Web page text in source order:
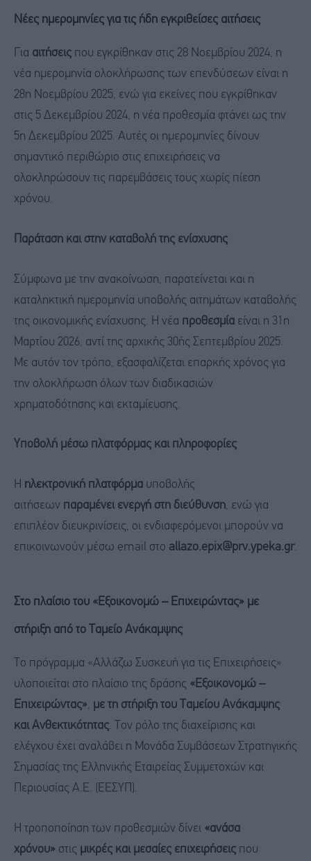
Νέες ημερομηνίες για τις ήδη εγκριθείσες αιτήσεις
Για αιτήσεις που εγκρίθηκαν στις 28 Νοεμβρίου 2024, η
νέα ημερομηνία ολοκλήρωσης των επενδύσεων είναι η
28η Νοεμβρίου 2025, ενώ για εκείνες που εγκρίθηκαν
στις 5 Δεκεμβρίου 2024, η νέα προθεσμία φτάνει ως την
5η Δεκεμβρίου 2025. Αυτές οι ημερομηνίες δίνουν
σημαντικό περιθώριο στις επιχειρήσεις να
ολοκληρώσουν τις παρεμβάσεις τους χωρίς πίεση
χρόνου.
Παράταση και στην καταβολή της ενίσχυσης
Σύμφωνα με την ανακοίνωση, παρατείνεται και η
καταληκτική ημερομηνία υποβολής αιτημάτων καταβολής
της οικονομικής ενίσχυσης. Η νέα προθεσμία είναι η 31η
Μαρτίου 2026, αντί της αρχικής 30ής Σεπτεμβρίου 2025.
Με αυτόν τον τρόπο, εξασφαλίζεται επαρκής χρόνος για
την ολοκλήρωση όλων των διαδικασιών
χρηματοδότησης και εκταμίευσης.
Υποβολή μέσω πλατφόρμας και πληροφορίες
Η ηλεκτρονική πλατφόρμα υποβολής
αιτήσεων παραμένει ενεργή στη διεύθυνση, ενώ για
επιπλέον διευκρινίσεις, οι ενδιαφερόμενοι μπορούν να
επικοινωνούν μέσω email στο allazo.epix@prv.ypeka.gr.
Στο πλαίσιο του «Εξοικονομώ – Επιχειρώντας» με
στήριξη από το Ταμείο Ανάκαμψης
Το πρόγραμμα «Αλλάζω Συσκευή για τις Επιχειρήσεις»
υλοποιείται στο πλαίσιο της δράσης «Εξοικονομώ –
Επιχειρώντας», με τη στήριξη του Ταμείου Ανάκαμψης
και Ανθεκτικότητας. Τον ρόλο της διαχείρισης και
ελέγχου έχει αναλάβει η Μονάδα Συμβάσεων Στρατηγικής
Σημασίας της Ελληνικής Εταιρείας Συμμετοχών και
Περιουσίας Α.Ε. (ΕΕΣΥΠ).
Η τροποποίηση των προθεσμιών δίνει «ανάσα
χρόνου» στις μικρές και μεσαίες επιχειρήσεις που